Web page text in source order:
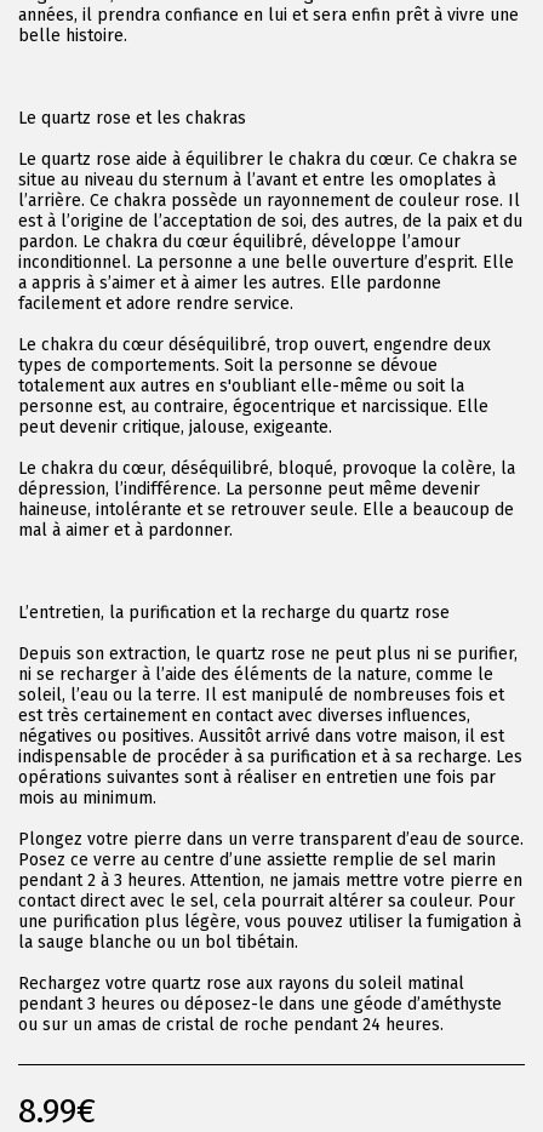
années, il prendra confiance en lui et sera enfin prêt à vivre une
belle histoire.
Le quartz rose et les chakras
Le quartz rose aide à équilibrer le chakra du cœur. Ce chakra se
situe au niveau du sternum à l’avant et entre les omoplates à
l’arrière. Ce chakra possède un rayonnement de couleur rose. Il
est à l’origine de l’acceptation de soi, des autres, de la paix et du
pardon. Le chakra du cœur équilibré, développe l’amour
inconditionnel. La personne a une belle ouverture d’esprit. Elle
a appris à s’aimer et à aimer les autres. Elle pardonne
facilement et adore rendre service.
Le chakra du cœur déséquilibré, trop ouvert, engendre deux
types de comportements. Soit la personne se dévoue
totalement aux autres en s'oubliant elle-même ou soit la
personne est, au contraire, égocentrique et narcissique. Elle
peut devenir critique, jalouse, exigeante.
Le chakra du cœur, déséquilibré, bloqué, provoque la colère, la
dépression, l’indifférence. La personne peut même devenir
haineuse, intolérante et se retrouver seule. Elle a beaucoup de
mal à aimer et à pardonner.
L’entretien, la purification et la recharge du quartz rose
Depuis son extraction, le quartz rose ne peut plus ni se purifier,
ni se recharger à l’aide des éléments de la nature, comme le
soleil, l’eau ou la terre. Il est manipulé de nombreuses fois et
est très certainement en contact avec diverses influences,
négatives ou positives. Aussitôt arrivé dans votre maison, il est
indispensable de procéder à sa purification et à sa recharge. Les
opérations suivantes sont à réaliser en entretien une fois par
mois au minimum.
Plongez votre pierre dans un verre transparent d’eau de source.
Posez ce verre au centre d’une assiette remplie de sel marin
pendant 2 à 3 heures. Attention, ne jamais mettre votre pierre en
contact direct avec le sel, cela pourrait altérer sa couleur. Pour
une purification plus légère, vous pouvez utiliser la fumigation à
la sauge blanche ou un bol tibétain.
Rechargez votre quartz rose aux rayons du soleil matinal
pendant 3 heures ou déposez-le dans une géode d’améthyste
ou sur un amas de cristal de roche pendant 24 heures.
8.99€